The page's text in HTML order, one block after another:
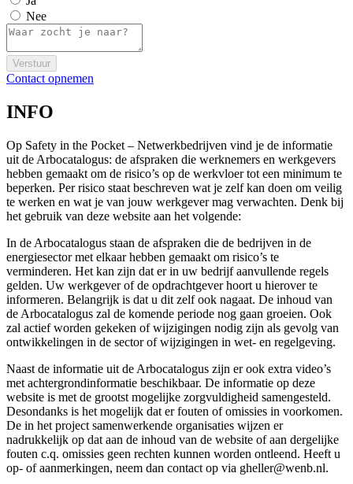
Nee
Verstuur
Contact opnemen
INFO
Op Safety in the Pocket – Netwerkbedrijven vind je de informatie
uit de Arbocatalogus: de afspraken die werknemers en werkgevers
hebben gemaakt om de risico’s op de werkvloer tot een minimum te
beperken. Per risico staat beschreven wat je zelf kan doen om veilig
te werken en wat je van jouw werkgever mag verwachten. Denk bij
het gebruik van deze website aan het volgende:
In de Arbocatalogus staan de afspraken die de bedrijven in de
energiesector met elkaar hebben gemaakt om risico’s te
verminderen. Het kan zijn dat er in uw bedrijf aanvullende regels
gelden. Uw werkgever of de opdrachtgever hoort u hierover te
informeren. Belangrijk is dat u dit zelf ook nagaat. De inhoud van
de Arbocatalogus zal de komende periode nog gaan groeien. Ook
zal actief worden gekeken of wijzigingen nodig zijn als gevolg van
ontwikkelingen in de sector of wijzigingen in wet- en regelgeving.
Naast de informatie uit de Arbocatalogus zijn er ook extra video’s
met achtergrondinformatie beschikbaar. De informatie op deze
website is met de grootst mogelijke zorgvuldigheid samengesteld.
Desondanks is het mogelijk dat er fouten of omissies in voorkomen.
De in het project samenwerkende organisaties wijzen er
nadrukkelijk op dat aan de inhoud van de website of aan dergelijke
fouten c.q. omissies geen rechten kunnen worden ontleend. Heeft u
op- of aanmerkingen, neem dan contact op via gheller@wenb.nl.